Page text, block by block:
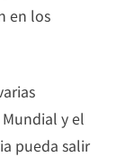
en los
y el
pueda salir